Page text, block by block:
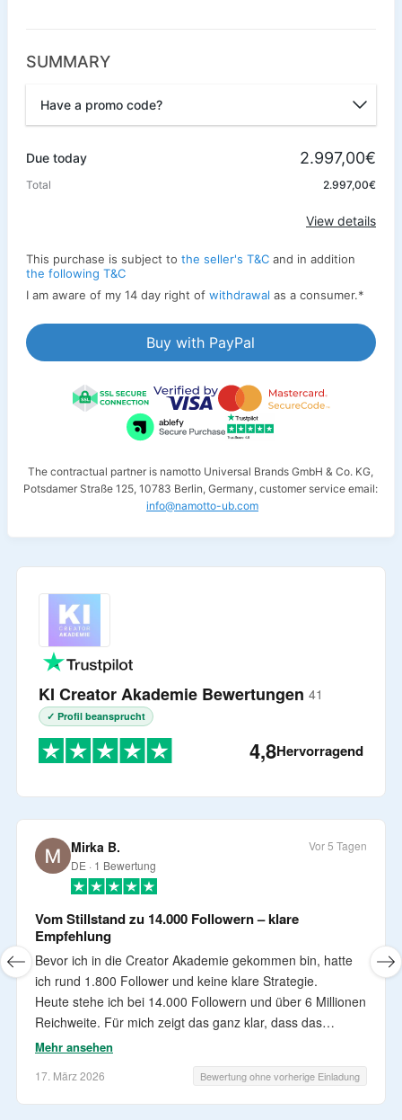
SUMMARY
Have a promo code?
Due today 2.997,00€
Total 2.997,00€
View details
This purchase is subject to the seller's T&C and in addition
the following T&C
I am aware of my 14 day right of withdrawal as a consumer.*
Buy with PayPal
The contractual partner is namotto Universal Brands GmbH & Co. KG,
Potsdamer Straße 125, 10783 Berlin, Germany, customer service email:
info@namotto-ub.com
KI Creator Akademie Bewertungen 41
✓ Profil beansprucht
4,8Hervorragend
Mirka B.
DE · 1 Bewertung
Vor 5 Tagen
Vom Stillstand zu 14.000 Followern – klare
Empfehlung
Bevor ich in die Creator Akademie gekommen bin, hatte
ich rund 1.800 Follower und keine klare Strategie.
Heute stehe ich bei 14.000 Followern und über 6 Millionen
Reichweite. Für mich zeigt das ganz klar, dass das
Konzept funktioniert.
Die Inhalte sind extrem verständlich aufgebaut. Die Videos
Mehr ansehen
17. März 2026 Bewertung ohne vorherige Einladung